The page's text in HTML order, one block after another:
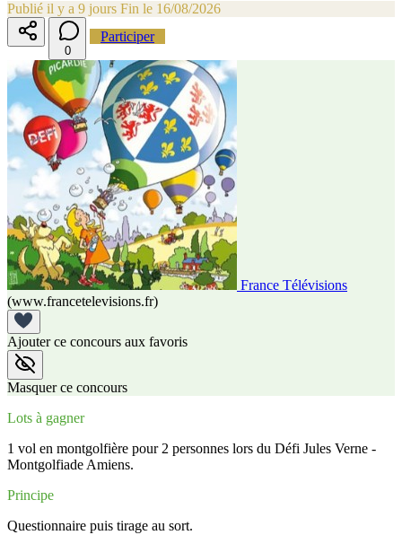
Publié il y a 9 jours Fin le 16/08/2026
0
Participer
France Télévisions
(www.francetelevisions.fr)
Ajouter ce concours aux favoris
Masquer ce concours
Lots à gagner
1 vol en montgolfière pour 2 personnes lors du Défi Jules Verne -
Montgolfiade Amiens.
Principe
Questionnaire puis tirage au sort.